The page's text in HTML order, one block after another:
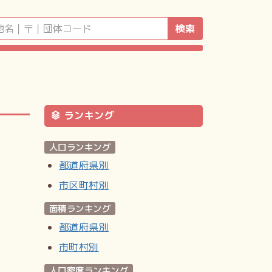
検索
ランキング
人口ランキング
都道府県別
市区町村別
面積ランキング
都道府県別
市町村別